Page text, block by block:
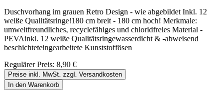
Duschvorhang im grauen Retro Design - wie abgebildet Inkl. 12
weiße Qualitätsringe!180 cm breit - 180 cm hoch! Merkmale:
umweltfreundliches, recyclefähiges und chloridfreies Material -
PEVAinkl. 12 weiße Qualitätsringewasserdicht & -abweisend
beschichteteingearbeitete Kunststoffösen
Regulärer Preis: 8,90 €
Preise inkl. MwSt. zzgl. Versandkosten
In den Warenkorb